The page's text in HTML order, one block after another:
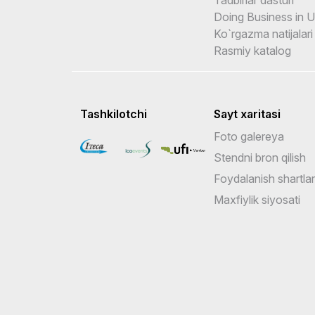
Doing Business in
Ko`rgazma natijalari
Rasmiy katalog
Tashkilotchi
Sayt xaritasi
Foto galereya
Stendni bron qilish
Foydalanish
Maxfiylik siyosati